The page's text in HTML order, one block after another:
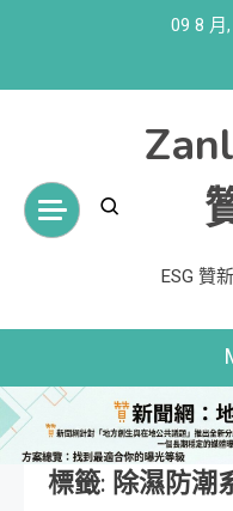
09 8 月
ESG 贊
標籤: 除濕防潮